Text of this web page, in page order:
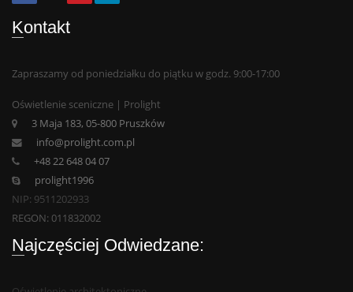
Kontakt
Zapraszamy od poniedziałku do piątku w godz. 9:00-17:00
Oświetlenie sceniczne | Prolight
3 Maja 183, 05-800 Pruszków
info@prolight.com.pl
+48 22 648 04 07
prolight1996
NIP: 9511202933
REGON: 011832002
Najczęściej Odwiedzane: